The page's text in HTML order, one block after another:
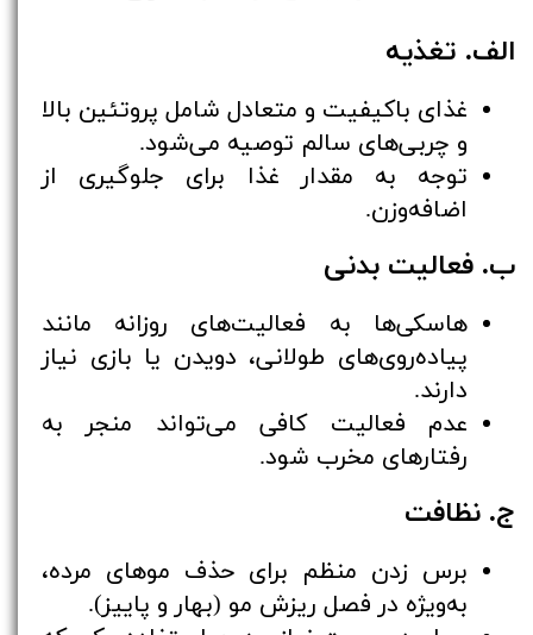
الف. تغذیه
غذای باکیفیت و متعادل شامل پروتئین بالا
و چربی‌های سالم توصیه می‌شود.
توجه به مقدار غذا برای جلوگیری از
اضافه‌وزن.
ب. فعالیت بدنی
هاسکی‌ها به فعالیت‌های روزانه مانند
پیاده‌روی‌های طولانی، دویدن یا بازی نیاز
دارند.
عدم فعالیت کافی می‌تواند منجر به
رفتارهای مخرب شود.
ج. نظافت
برس زدن منظم برای حذف موهای مرده،
به‌ویژه در فصل ریزش مو (بهار و پاییز).